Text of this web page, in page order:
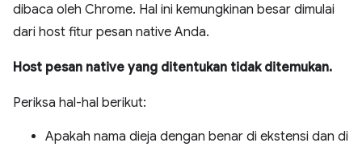
dibaca oleh Chrome. Hal ini kemungkinan besar dimulai
dari host fitur pesan native Anda.
Host pesan native yang ditentukan tidak ditemukan.
Periksa hal-hal berikut:
Apakah nama dieja dengan benar di ekstensi dan di